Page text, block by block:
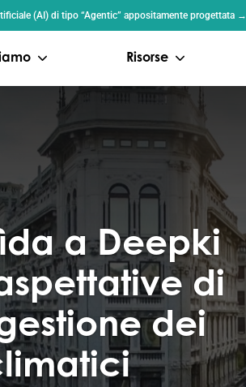
(AI) di tipo “Agentic” appositamente progettata →
Risorse
a Deepki
di
dei